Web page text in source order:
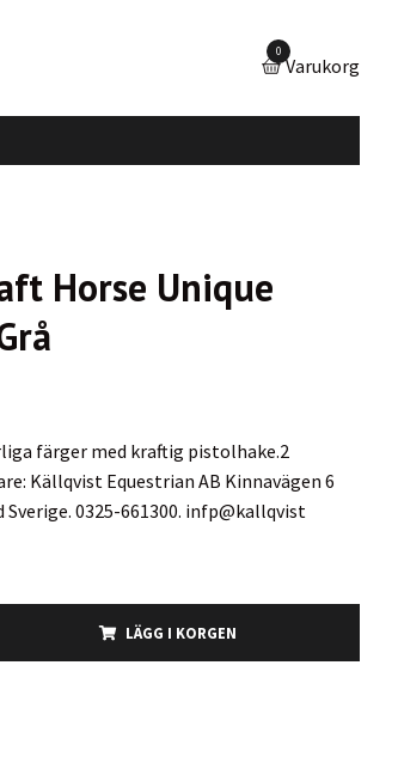
0
Varukorg
Horse Unique
färger med kraftig pistolhake.2
Källqvist Equestrian AB Kinnavägen 6
Sverige. 0325-661300. infp@kallqvist
LÄGG I KORGEN